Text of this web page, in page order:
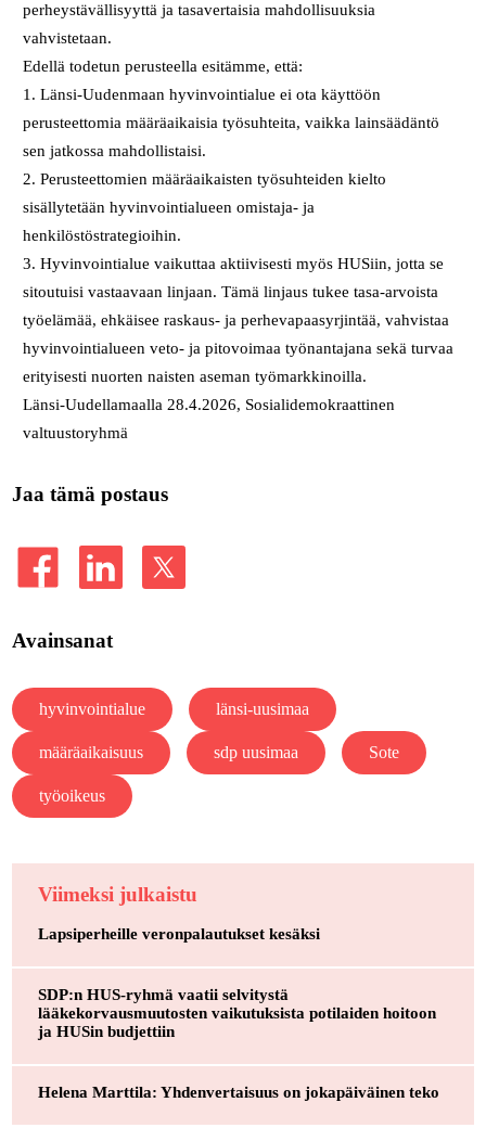
perheystävällisyyttä ja tasavertaisia mahdollisuuksia
vahvistetaan.
Edellä todetun perusteella esitämme, että:
1. Länsi-Uudenmaan hyvinvointialue ei ota käyttöön
perusteettomia määräaikaisia työsuhteita, vaikka lainsäädäntö
sen jatkossa mahdollistaisi.
2. Perusteettomien määräaikaisten työsuhteiden kielto
sisällytetään hyvinvointialueen omistaja- ja
henkilöstöstrategioihin.
3. Hyvinvointialue vaikuttaa aktiivisesti myös HUSiin, jotta se
sitoutuisi vastaavaan linjaan. Tämä linjaus tukee tasa-arvoista
työelämää, ehkäisee raskaus- ja perhevapaasyrjintää, vahvistaa
hyvinvointialueen veto- ja pitovoimaa työnantajana sekä turvaa
erityisesti nuorten naisten aseman työmarkkinoilla.
Länsi-Uudellamaalla 28.4.2026, Sosialidemokraattinen
valtuustoryhmä
Jaa tämä postaus
Avainsanat
hyvinvointialue länsi-uusimaa
määräaikaisuus sdp uusimaa Sote
työoikeus
Viimeksi julkaistu
Lapsiperheille veronpalautukset kesäksi
SDP:n HUS-ryhmä vaatii selvitystä
lääkekorvausmuutosten vaikutuksista potilaiden hoitoon
ja HUSin budjettiin
Helena Marttila: Yhdenvertaisuus on jokapäiväinen teko